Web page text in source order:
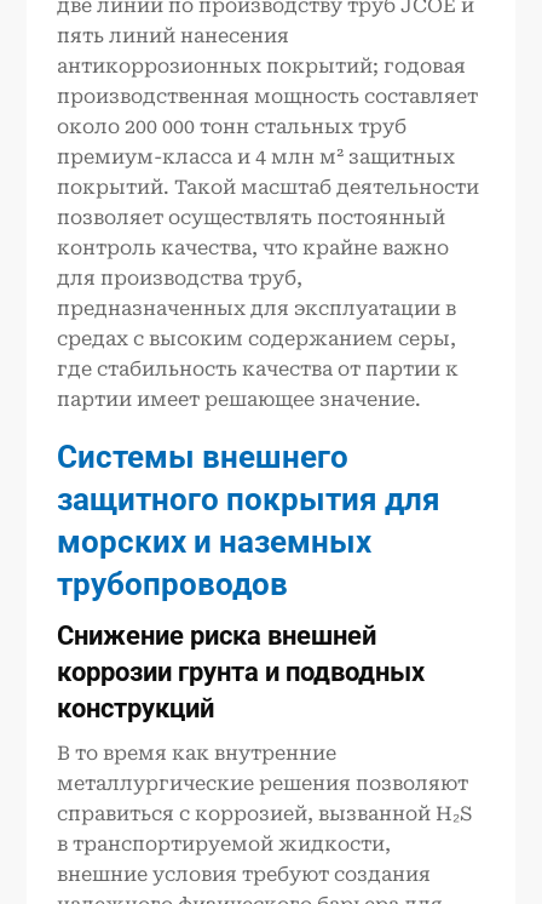
две линии по производству труб JCOE и
пять линий нанесения
антикоррозионных покрытий; годовая
производственная мощность составляет
около 200 000 тонн стальных труб
премиум-класса и 4 млн м² защитных
покрытий. Такой масштаб деятельности
позволяет осуществлять постоянный
контроль качества, что крайне важно
для производства труб,
предназначенных для эксплуатации в
средах с высоким содержанием серы,
где стабильность качества от партии к
партии имеет решающее значение.
Системы внешнего
защитного покрытия для
морских и наземных
трубопроводов
Снижение риска внешней
коррозии грунта и подводных
конструкций
В то время как внутренние
металлургические решения позволяют
справиться с коррозией, вызванной H₂S
в транспортируемой жидкости,
внешние условия требуют создания